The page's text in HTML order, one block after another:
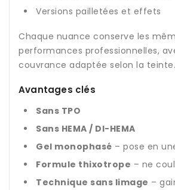
Versions pailletées et effets
Chaque nuance conserve les
performances professionnelles,
couvrance adaptée selon la teinte.
Avantages clés
Sans TPO
Sans HEMA / DI-HEMA
Gel monophasé – pose en
Formule thixotrope – ne
Technique sans limage –